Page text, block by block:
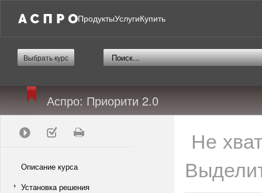
ПродуктыУслугиКупить
Выбрать курс
Аспро: Приорити 2.0
Описание курса
Установка решения
Не